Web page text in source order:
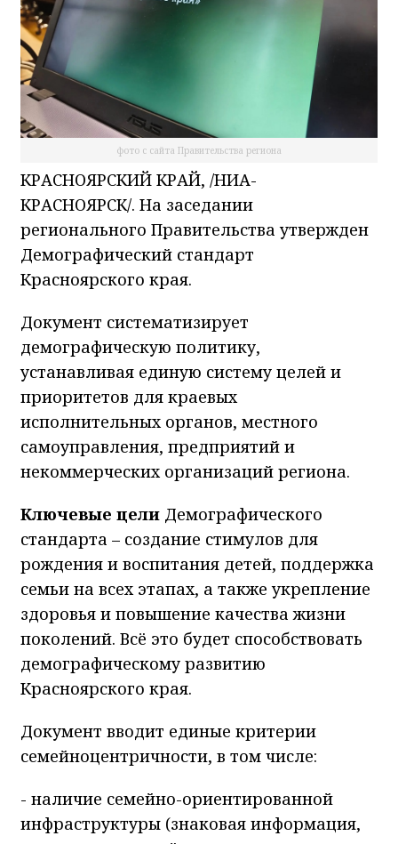
фото с сайта Правительства региона
КРАСНОЯРСКИЙ КРАЙ, /НИА-
КРАСНОЯРСК/. На заседании
регионального Правительства утвержден
Демографический стандарт
Красноярского края.
Документ систематизирует
демографическую политику,
устанавливая единую систему целей и
приоритетов для краевых
исполнительных органов, местного
самоуправления, предприятий и
некоммерческих организаций региона.
Ключевые цели Демографического
стандарта – создание стимулов для
рождения и воспитания детей, поддержка
семьи на всех этапах, а также укрепление
здоровья и повышение качества жизни
поколений. Всё это будет способствовать
демографическому развитию
Красноярского края.
Документ вводит единые критерии
семейноцентричности, в том числе:
- наличие семейно-ориентированной
инфраструктуры (знаковая информация,